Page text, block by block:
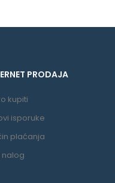
PRODAJA
kupiti
isporuke
plaćanja
nalog